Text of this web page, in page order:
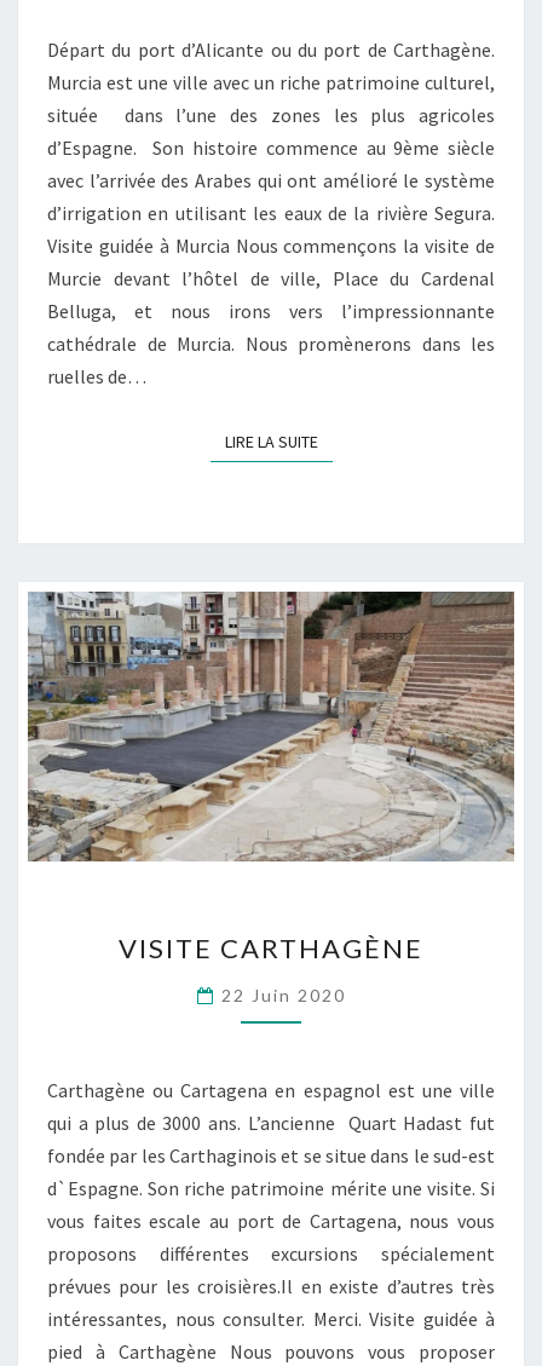
Départ du port d’Alicante ou du port de Carthagène.
Murcia est une ville avec un riche patrimoine culturel,
située dans l’une des zones les plus agricoles
d’Espagne. Son histoire commence au 9ème siècle
avec l’arrivée des Arabes qui ont amélioré le système
d’irrigation en utilisant les eaux de la rivière Segura.
Visite guidée à Murcia Nous commençons la visite de
Murcie devant l’hôtel de ville, Place du Cardenal
Belluga, et nous irons vers l’impressionnante
cathédrale de Murcia. Nous promènerons dans les
ruelles de…
LIRE LA SUITELIRE LA SUITE
CARTHAGÈNE
VISITE CARTHAGÈNE
22 Juin 2020
Carthagène ou Cartagena en espagnol est une ville
qui a plus de 3000 ans. L’ancienne Quart Hadast fut
fondée par les Carthaginois et se situe dans le sud-est
d`Espagne. Son riche patrimoine mérite une visite. Si
vous faites escale au port de Cartagena, nous vous
proposons différentes excursions spécialement
prévues pour les croisières.Il en existe d’autres très
intéressantes, nous consulter. Merci. Visite guidée à
pied à Carthagène Nous pouvons vous proposer